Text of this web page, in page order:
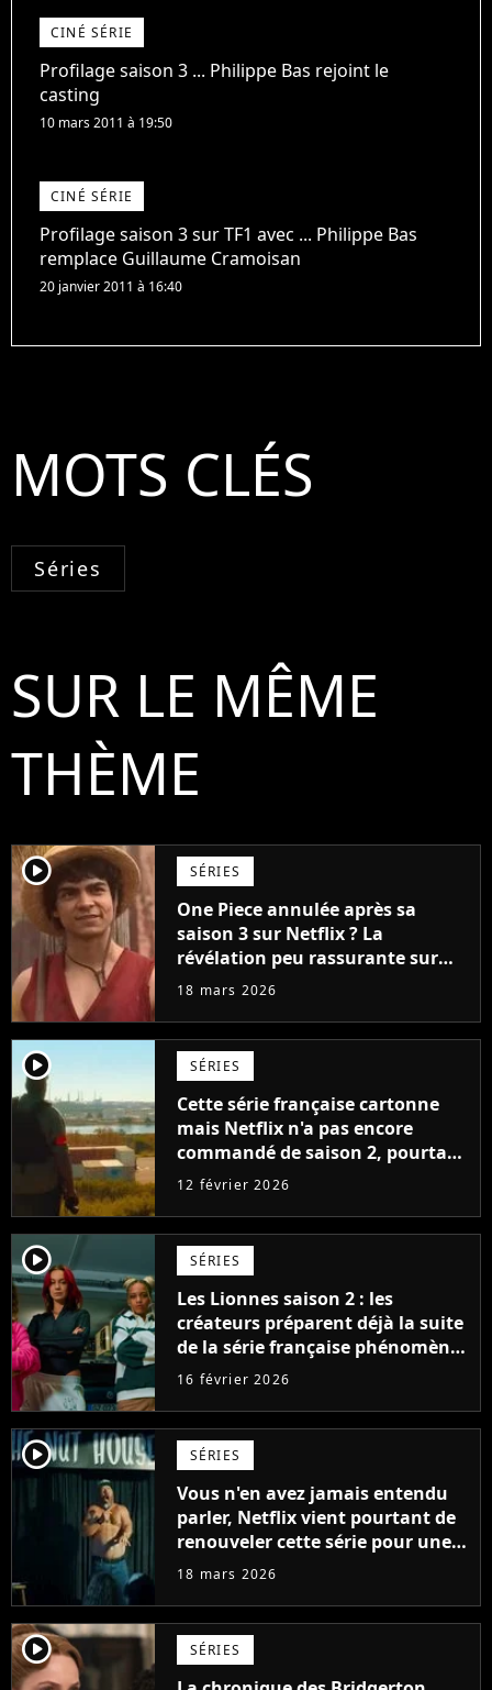
CINÉ SÉRIE
Profilage saison 3 ... Philippe Bas rejoint le
casting
10 mars 2011 à 19:50
CINÉ SÉRIE
Profilage saison 3 sur TF1 avec ... Philippe Bas
remplace Guillaume Cramoisan
20 janvier 2011 à 16:40
MOTS CLÉS
Séries
SUR LE MÊME
THÈME
player2 SÉRIES
One Piece annulée après sa
saison 3 sur Netflix ? La
révélation peu rassurante sur
l'avenir de la série
18 mars 2026
player2 SÉRIES
Cette série française cartonne
mais Netflix n'a pas encore
commandé de saison 2, pourtant
les créateurs travaillent déjà sur
12 février 2026
player2 SÉRIES
Les Lionnes saison 2 : les
créateurs préparent déjà la suite
de la série française phénomène
sur Netflix
16 février 2026
player2 SÉRIES
Vous n'en avez jamais entendu
parler, Netflix vient pourtant de
renouveler cette série pour une
saison 2
18 mars 2026
player2 SÉRIES